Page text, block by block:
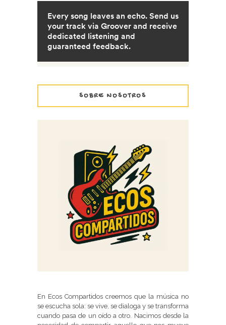
SOBRE NOSOTROS
En Ecos Compartidos creemos que la música no
se escucha sola: se vive, se dialoga y se transforma
cuando pasa de un oído a otro. Nacimos desde la